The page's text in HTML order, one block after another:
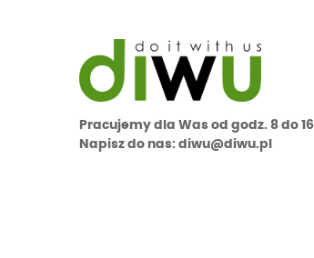
Pracujemy dla Was od godz. 8 do 16
Napisz do nas: diwu@diwu.pl